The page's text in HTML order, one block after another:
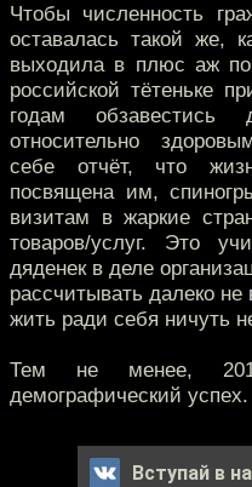
Чтобы численность
оставалась такой же,
выходила в плюс аж по
российской тётеньке
годам
относительно
себе отчёт, что
посвящена им,
визитам в жаркие
товаров/услуг. Это
дяденек в деле
рассчитывать далеко
жить ради себя ничуть
Тем не менее,
демографический успех.
Вступай в